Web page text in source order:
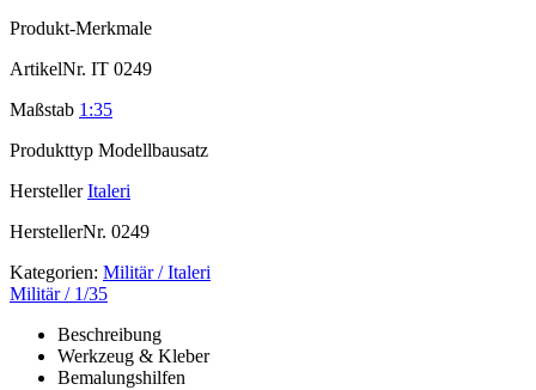
Produkt-Merkmale
ArtikelNr. IT 0249
Maßstab 1:35
Produkttyp Modellbausatz
Hersteller Italeri
HerstellerNr. 0249
Kategorien: Militär / Italeri
Militär / 1/35
Beschreibung
Werkzeug & Kleber
Bemalungshilfen